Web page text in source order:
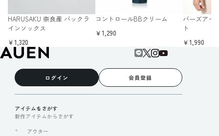
HARUSAKU 奈良産 バックラ
インソックス
￥1,320
コントロールBBクリーム
￥1,290
バーズアイ
ト
￥1,990
ログイン 会員登録
アイテムをさがす
新作アイテムからさがす
アウター